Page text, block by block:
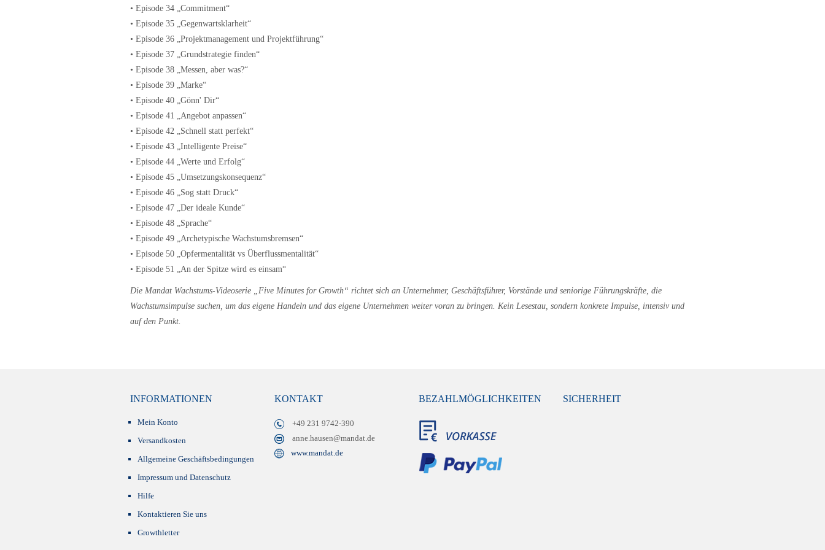
• Episode 34 „Commitment“
• Episode 35 „Gegenwartsklarheit“
• Episode 36 „Projektmanagement und Projektführung“
• Episode 37 „Grundstrategie finden“
• Episode 38 „Messen, aber was?“
• Episode 39 „Marke“
• Episode 40 „Gönn' Dir“
• Episode 41 „Angebot anpassen“
• Episode 42 „Schnell statt perfekt“
• Episode 43 „Intelligente Preise“
• Episode 44 „Werte und Erfolg“
• Episode 45 „Umsetzungskonsequenz“
• Episode 46 „Sog statt Druck“
• Episode 47 „Der ideale Kunde“
• Episode 48 „Sprache“
• Episode 49 „Archetypische Wachstumsbremsen“
• Episode 50 „Opfermentalität vs Überflussmentalität“
• Episode 51 „An der Spitze wird es einsam“
Die Mandat Wachstums-Videoserie „Five Minutes for Growth“ richtet sich an Unternehmer, Geschäftsführer, Vorstände und seniorige Führungskräfte, die
Wachstumsimpulse suchen, um das eigene Handeln und das eigene Unternehmen weiter voran zu bringen. Kein Lesestau, sondern konkrete Impulse, intensiv und
auf den Punkt.
INFORMATIONEN
Mein Konto
Versandkosten
Allgemeine Geschäftsbedingungen
Impressum und Datenschutz
Hilfe
Kontaktieren Sie uns
Growthletter
KONTAKT
+49 231 9742-390
anne.hausen@mandat.de
www.mandat.de
BEZAHLMÖGLICHKEITEN SICHERHEIT